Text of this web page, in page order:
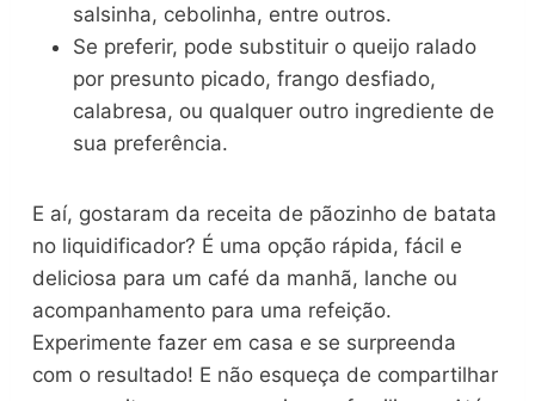
salsinha, cebolinha, entre outros.
Se preferir, pode substituir o queijo ralado
por presunto picado, frango desfiado,
calabresa, ou qualquer outro ingrediente de
sua preferência.
E aí, gostaram da receita de pãozinho de batata
no liquidificador? É uma opção rápida, fácil e
deliciosa para um café da manhã, lanche ou
acompanhamento para uma refeição.
Experimente fazer em casa e se surpreenda
com o resultado! E não esqueça de compartilhar